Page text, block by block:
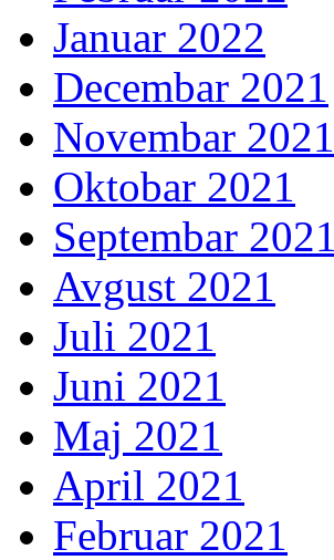
Januar 2022
Decembar 2021
Novembar 2021
Oktobar 2021
Septembar 2021
Avgust 2021
Juli 2021
Juni 2021
Maj 2021
April 2021
Februar 2021